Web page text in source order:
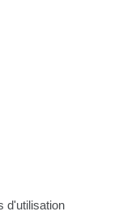
d'utilisation